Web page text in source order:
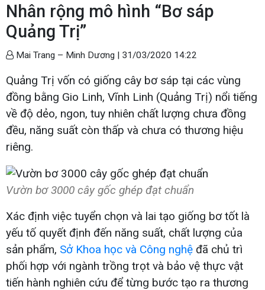
Nhân rộng mô hình “Bơ sáp
Quảng Trị”
Mai Trang – Minh Dương | 31/03/2020 14:22
Quảng Trị vốn có giống cây bơ sáp tại các vùng
đồng bằng Gio Linh, Vĩnh Linh (Quảng Trị) nổi tiếng
về độ dẻo, ngon, tuy nhiên chất lượng chưa đồng
đều, năng suất còn thấp và chưa có thương hiệu
riêng.
Vườn bơ 3000 cây gốc ghép đạt chuẩn
Xác định việc tuyển chọn và lai tạo giống bơ tốt là
yếu tố quyết định đến năng suất, chất lượng của
sản phẩm, Sở Khoa học và Công nghệ đã chủ trì
phối hợp với ngành trồng trọt và bảo vệ thực vật
tiến hành nghiên cứu để từng bước tạo ra thương